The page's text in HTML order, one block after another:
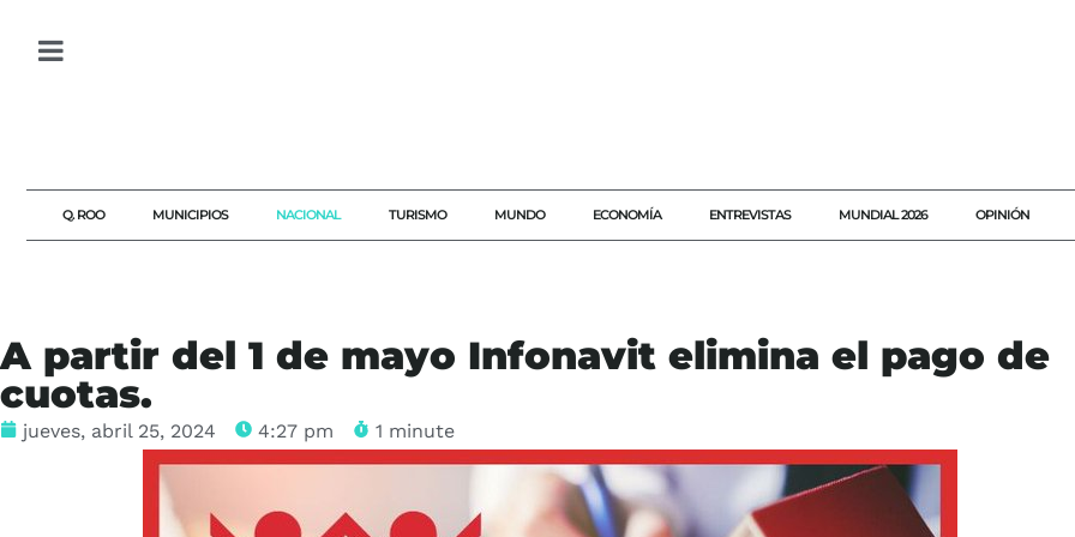
Q. ROO MUNICIPIOS NACIONAL TURISMO MUNDO ECONOMÍA ENTREVISTAS MUNDIAL 2026 OPINIÓN
A partir del 1 de mayo Infonavit elimina el pago de
cuotas.
jueves, abril 25, 2024 4:27 pm 1 minute